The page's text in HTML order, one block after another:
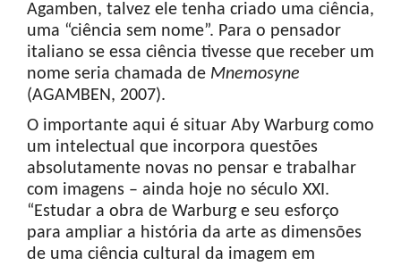
Agamben, talvez ele tenha criado uma ciência,
uma “ciência sem nome”. Para o pensador
italiano se essa ciência tivesse que receber um
nome seria chamada de Mnemosyne
(AGAMBEN, 2007).
O importante aqui é situar Aby Warburg como
um intelectual que incorpora questões
absolutamente novas no pensar e trabalhar
com imagens – ainda hoje no século XXI.
“Estudar a obra de Warburg e seu esforço
para ampliar a história da arte as dimensões
de uma ciência cultural da imagem em